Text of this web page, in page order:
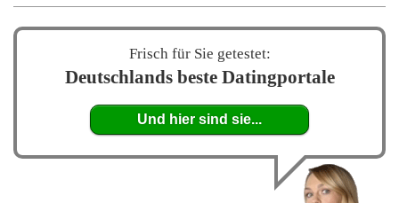
Frisch für Sie getestet:
Deutschlands beste Datingportale
Und hier sind sie...